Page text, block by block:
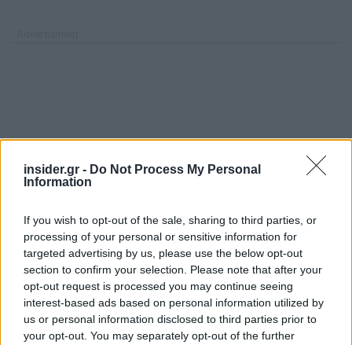
insider.gr - Do Not Process My Personal
Information
If you wish to opt-out of the sale, sharing to third parties, or
processing of your personal or sensitive information for
targeted advertising by us, please use the below opt-out
section to confirm your selection. Please note that after your
opt-out request is processed you may continue seeing
interest-based ads based on personal information utilized by
us or personal information disclosed to third parties prior to
your opt-out. You may separately opt-out of the further